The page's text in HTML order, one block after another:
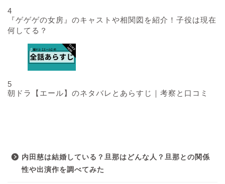
4
『ゲゲゲの女房』のキャストや相関図を紹介！子役は現在
何してる？
5
朝ドラ【エール】のネタバレとあらすじ｜考察と口コミ
内田慈は結婚している？旦那はどんな人？旦那との関係
性や出演作を調べてみた